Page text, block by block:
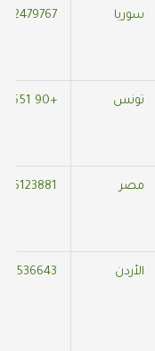
سوريا
تونس +90 551 002 54 71
مصر
الأردن